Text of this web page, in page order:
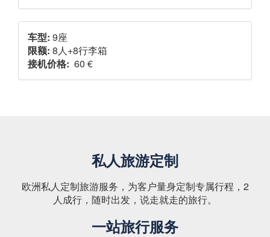
车型: 9座
限额: 8人+8行李箱
接机价格: 60 €
私人旅游定制
欧洲私人定制旅游服务，为客户量身定制专属行程，2
人成行，随时出发，说走就走的旅行。
一站旅行服务